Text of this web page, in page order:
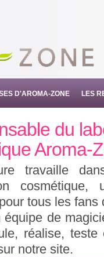
D'AROMA-ZONE LES
du
Aroma-
travaille
cosmétique,
tous les
équipe de
réalise,
notre site.